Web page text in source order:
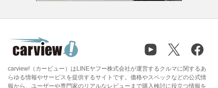
carview!（カービュー）はLINEヤフー株式会社が運営するクルマに関するあ
らゆる情報やサービスを提供するサイトです。価格やスペックなどの公式情
報から、ユーザーや専門家のリアルなレビューまで購入検討に役立つ情報を